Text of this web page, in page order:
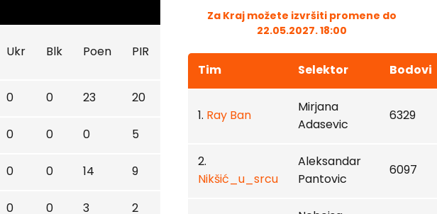
Ukr Blk Poen PIR
0 0 23 20
0 0 0 5
0 0 14 9
0 0 3 2
Za Kraj možete izvršiti promene do
22.05.2027. 18:00
Tim Selektor Bodovi
1. Ray Ban
Mirjana
Adasevic
6329
2.
Nikšić_u_srcu
Aleksandar
Pantovic
6097